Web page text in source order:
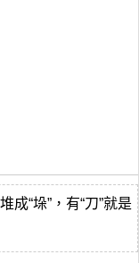
成“垛”，有“刀”就是